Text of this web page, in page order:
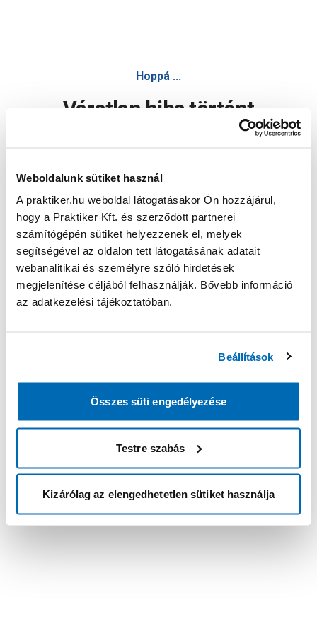
Weboldalunk sütiket használ
A praktiker.hu weboldal látogatásakor Ön hozzájárul,
hogy a Praktiker Kft. és szerződött partnerei
számítógépén sütiket helyezzenek el, melyek
segítségével az oldalon tett látogatásának adatait
webanalitikai és személyre szóló hirdetések
megjelenítése céljából felhasználják. Bővebb információ
az adatkezelési tájékoztatóban.
Beállítások
Összes süti engedélyezése
Testre szabás
Kizárólag az elengedhetetlen sütiket használja
Hoppá ...
Váratlan hiba történt
Oldal újratöltése